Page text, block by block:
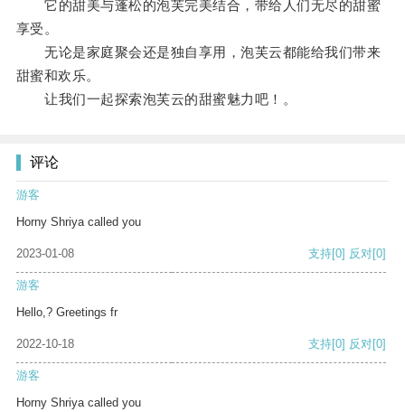
它的甜美与蓬松的泡芙完美结合，带给人们无尽的甜蜜
享受。
无论是家庭聚会还是独自享用，泡芙云都能给我们带来
甜蜜和欢乐。
让我们一起探索泡芙云的甜蜜魅力吧！。
评论
游客
Horny Shriya called you
2023-01-08 支持[0] 反对[0]
游客
Hello,? Greetings fr
2022-10-18 支持[0] 反对[0]
游客
Horny Shriya called you